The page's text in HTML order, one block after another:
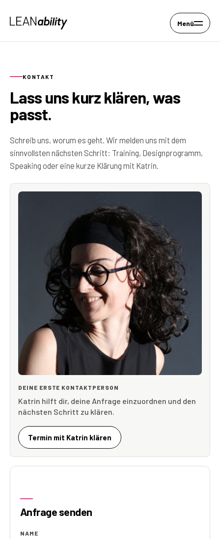
Menü
KONTAKT
Lass uns kurz klären, was
passt.
Schreib uns, worum es geht. Wir melden uns mit dem
sinnvollsten nächsten Schritt: Training, Designprogramm,
Speaking oder eine kurze Klärung mit Katrin.
DEINE ERSTE KONTAKTPERSON
Katrin hilft dir, deine Anfrage einzuordnen und den
nächsten Schritt zu klären.
Termin mit Katrin klären
Anfrage senden
NAME